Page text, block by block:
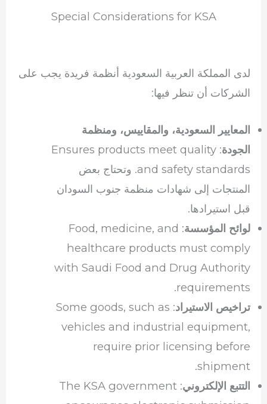
Special Considerations for KSA
لدى المملكة العربية السعودية أنظمة فريدة يجب على
الشركات أن تنظر فيها:
المعايير السعودية، والمقاييس، ومنظمة
الجودة : Ensures products meet quality
and safety standards. وتحتاج بعض
المنتجات إلى شهادات منظمة جنوب السودان
قبل استيرادها.
لوائح المؤسسة : Food, medicine, and
healthcare products must comply
with Saudi Food and Drug Authority
requirements.
تراخيص الاستيراد : Some goods, such as
vehicles and industrial equipment,
require prior licensing before
shipment.
التتبع الإلكتروني : The KSA government